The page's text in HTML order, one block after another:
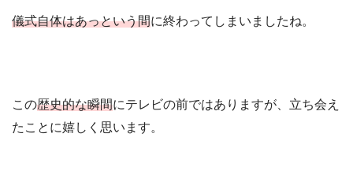
儀式自体はあっという間に終わってしまいましたね。
この歴史的な瞬間にテレビの前ではありますが、立ち会え
たことに嬉しく思います。